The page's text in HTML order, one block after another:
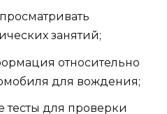
занятий;
относительно
для вождения;
для проверки